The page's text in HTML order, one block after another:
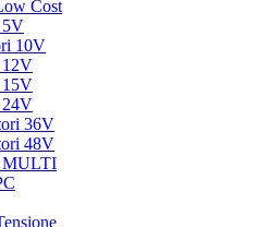
Cost
5V
10V
36V
48V
MULTI